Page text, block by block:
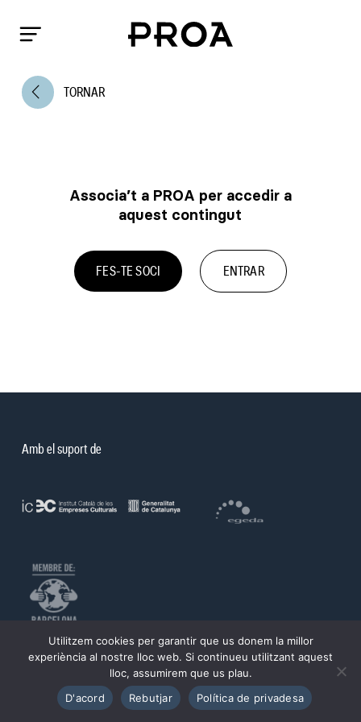
arrow_back_ios TORNAR
Associa’t a PROA per accedir a
aquest contingut
FES-TE SOCI ENTRAR
Amb el suport de
©PROA 2026.
Política de privadesa Avís legal
Utilitzem cookies per garantir que us donem la millor
experiència al nostre lloc web. Si continueu utilitzant aquest
lloc, assumirem que us plau.
D'acord
Rebutjar Política de privadesa